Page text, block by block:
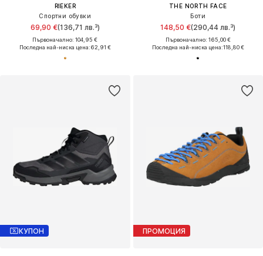
RIEKER
Спортни обувки
69,90 €(136,71 лв.³)
Първоначално: 104,95 €
Последна най-ниска цена:62,91 €
THE NORTH FACE
Боти
148,50 €(290,44 лв.³)
Първоначално: 165,00 €
Последна най-ниска цена:118,80 €
КУПОН ПРОМОЦИЯ